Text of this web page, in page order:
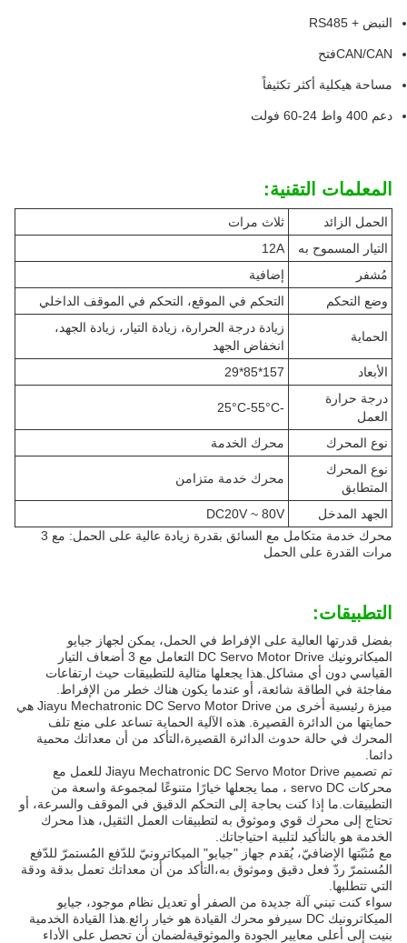
النبض + RS485
CAN/CANفتح
مساحة هيكلية أكثر تكثيفاً
دعم 400 واط 24-60 فولت
المعلمات التقنية:
الحمل الزائد
ثلاث مرات
التيار المسموح به
12A
مُشفر
إضافية
وضع التحكم
التحكم في الموقع، التحكم في الموقف الداخلي
الحماية
زيادة درجة الحرارة، زيادة التيار، زيادة الجهد،
انخفاض الجهد
الأبعاد
157*85*29
درجة حرارة
العمل
-25°C-55°C
نوع المحرك
محرك الخدمة
نوع المحرك
المتطابق
محرك خدمة متزامن
الجهد المدخل
DC20V ~ 80V
محرك خدمة متكامل مع السائق بقدرة زيادة عالية على الحمل: مع 3
مرات القدرة على الحمل
التطبيقات:
بفضل قدرتها العالية على الإفراط في الحمل، يمكن لجهاز جيايو
الميكاترونيك DC Servo Motor Drive التعامل مع 3 أضعاف التيار
القياسي دون أي مشاكل.هذا يجعلها مثالية للتطبيقات حيث ارتفاعات
مفاجئة في الطاقة شائعة، أو عندما يكون هناك خطر من الإفراط.
ميزة رئيسية أخرى من Jiayu Mechatronic DC Servo Motor Drive هي
حمايتها من الدائرة القصيرة. هذه الآلية الحماية تساعد على منع تلف
المحرك في حالة حدوث الدائرة القصيرة،التأكد من أن معداتك محمية
دائما.
تم تصميم Jiayu Mechatronic DC Servo Motor Drive للعمل مع
محركات servo DC ، مما يجعلها خيارًا متنوعًا لمجموعة واسعة من
التطبيقات.ما إذا كنت بحاجة إلى التحكم الدقيق في الموقف والسرعة، أو
تحتاج إلى محرك قوي وموثوق به لتطبيقات العمل الثقيل، هذا محرك
الخدمة هو بالتأكيد لتلبية احتياجاتك.
مع مُثبّتها الإضافيّ، يُقدم جهاز "جيايو" الميكاترونيّ للدّفع المُستمرّ للدّفع
المُستمرّ ردّ فعل دقيق وموثوق به،التأكد من أن معداتك تعمل بدقة ودقة
التي تتطلبها.
سواء كنت تبني آلة جديدة من الصفر أو تعديل نظام موجود، جيايو
الميكاترونيك DC سيرفو محرك القيادة هو خيار رائع.هذا القيادة الخدمية
بنيت إلى أعلى معايير الجودة والموثوقيةلضمان أن تحصل على الأداء